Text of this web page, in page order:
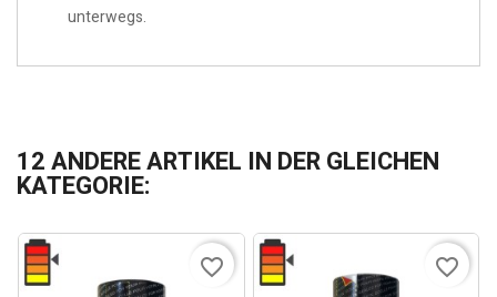
unterwegs.
12 ANDERE ARTIKEL IN DER GLEICHEN
KATEGORIE:
favorite_border favorite_border